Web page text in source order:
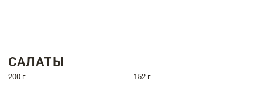
САЛАТЫ
200 г 152 г